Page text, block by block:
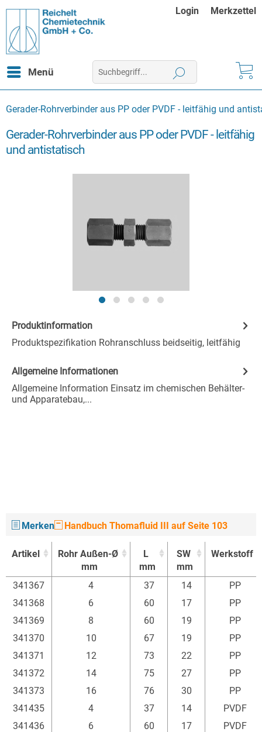
Login Merkzettel
Menü
Gerader-Rohrverbinder aus PP oder PVDF - leitfähig und
Gerader-Rohrverbinder aus PP oder PVDF - leitfähig
und antistatisch
Produktinformation
Produktspezifikation Rohranschluss beidseitig, leitfähig
Allgemeine Informationen
Allgemeine Information Einsatz im chemischen Behälter-
und Apparatebau,...
Merken Handbuch Thomafluid III auf Seite 103
Artikel
Rohr Außen-Ø
mm
L
mm
SW
mm
Werkstoff
Artikel
Rohr Außen-Ø
L
SW
Werkstoff
341367 4 37 14
PP
341368
6 60 17
PP
341369
8 60 19
PP
341370
10 67 19
PP
341371
12 73 22
PP
341372
14 75 27
PP
341373
16 76 30
PP
341435
4 37 14
PVDF
341436
6 60 17
PVDF